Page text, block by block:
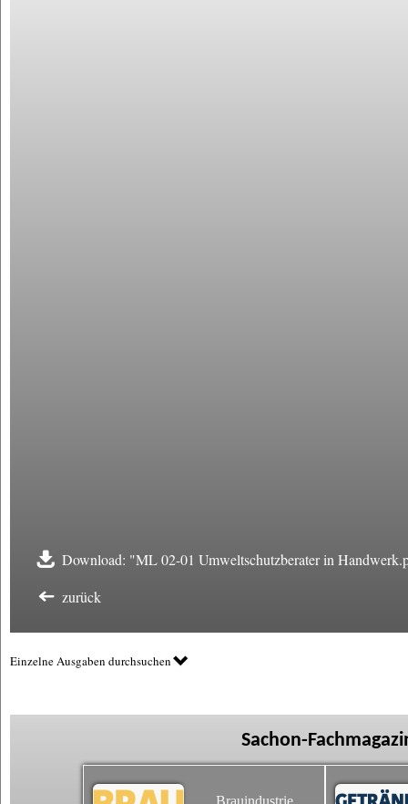
Download: "ML 02-01 Umweltschutzberater in
zurück
Einzelne Ausgaben durchsuchen
Sachon-
Brauindustrie